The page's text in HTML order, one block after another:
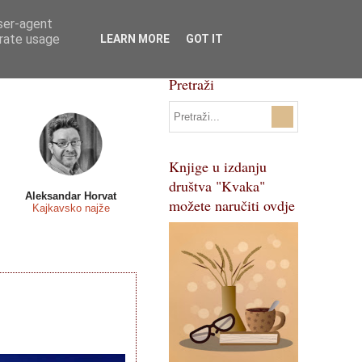
Svi natječaji
Pojmovnik
Aleksandar Horvat
Kajkavsko najže
Pretraži
Knjige u izdanju
društva "Kvaka"
možete naručiti ovdje
agent
usage
LEARN MORE GOT IT